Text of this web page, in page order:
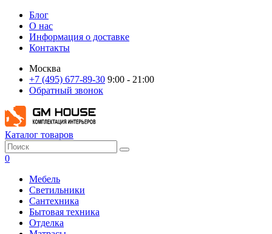
Блог
О нас
Информация о доставке
Контакты
Москва
+7 (495) 677-89-30 9:00 - 21:00
Обратный звонок
Каталог товаров
0
Мебель
Светильники
Сантехника
Бытовая техника
Отделка